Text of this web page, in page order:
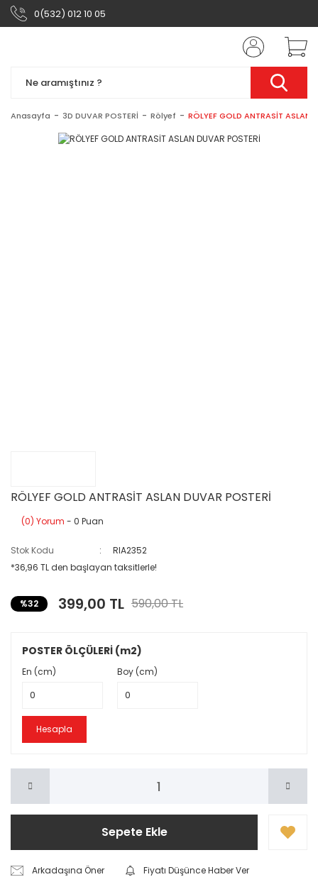
0(532) 012 10 05
Anasayfa 3D DUVAR POSTERİ Rölyef RÖLYEF GOLD ANTRASİT ASLAN
RÖLYEF GOLD ANTRASİT ASLAN DUVAR POSTERİ
(0) Yorum - 0 Puan
Stok Kodu
RIA2352
*36,96 TL den başlayan taksitlerle!
%32 399,00 TL 590,00 TL
POSTER ÖLÇÜLERİ (m2)
En (cm) Boy (cm)
Hesapla
Sepete Ekle
Arkadaşına Öner
Fiyatı Düşünce Haber Ver